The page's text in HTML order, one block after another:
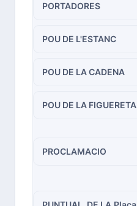
PORTADORES
POU DE L'ESTANC
POU DE LA CADENA
POU DE LA FIGUERETA
PROCLAMACIO